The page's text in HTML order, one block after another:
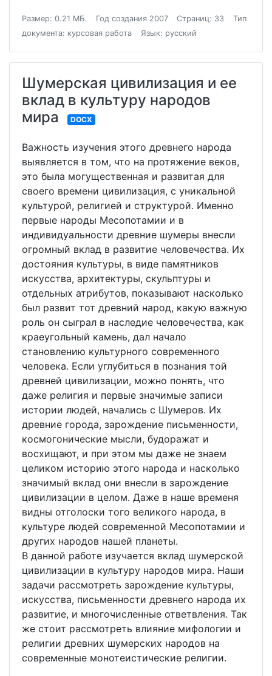
Размер: 0.21 МБ. Год создания 2007 Страниц: 33
Тип
документа: курсовая работа
Язык: русский
Шумерская цивилизация и ее
вклад в культуру народов
мира
DOCX
Важность изучения этого древнего народа
выявляется в том, что на протяжение веков,
это была могущественная и развитая для
своего времени цивилизация, с уникальной
культурой, религией и структурой. Именно
первые народы Месопотамии и в
индивидуальности древние шумеры внесли
огромный вклад в развитие человечества. Их
достояния культуры, в виде памятников
искусства, архитектуры, скульптуры и
отдельных атрибутов, показывают насколько
был развит тот древний народ, какую важную
роль он сыграл в наследие человечества, как
краеугольный камень, дал начало
становлению культурного современного
человека. Если углубиться в познания той
древней цивилизации, можно понять, что
даже религия и первые значимые записи
истории людей, начались с Шумеров. Их
древние города, зарождение письменности,
космогонические мысли, будоражат и
восхищают, и при этом мы даже не знаем
целиком историю этого народа и насколько
значимый вклад они внесли в зарождение
цивилизации в целом. Даже в наше временя
видны отголоски того великого народа, в
культуре людей современной Месопотамии и
других народов нашей планеты.
В данной работе изучается вклад шумерской
цивилизации в культуру народов мира. Наши
задачи рассмотреть зарождение культуры,
искусства, письменности древнего народа их
развитие, и многочисленные ответвления. Так
же стоит рассмотреть влияние мифологии и
религии древних шумерских народов на
современные монотеистические религии.